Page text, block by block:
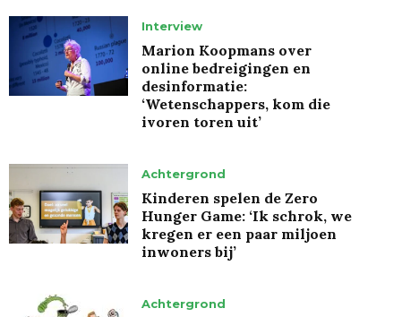
Interview
Marion Koopmans over
online bedreigingen en
desinformatie:
‘Wetenschappers, kom die
ivoren toren uit’
Achtergrond
Kinderen spelen de Zero
Hunger Game: ‘Ik schrok, we
kregen er een paar miljoen
inwoners bij’
Achtergrond